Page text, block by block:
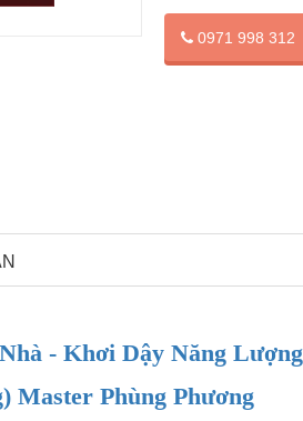
0971 998 312
- Khơi Dậy Năng
Master Phùng Phương